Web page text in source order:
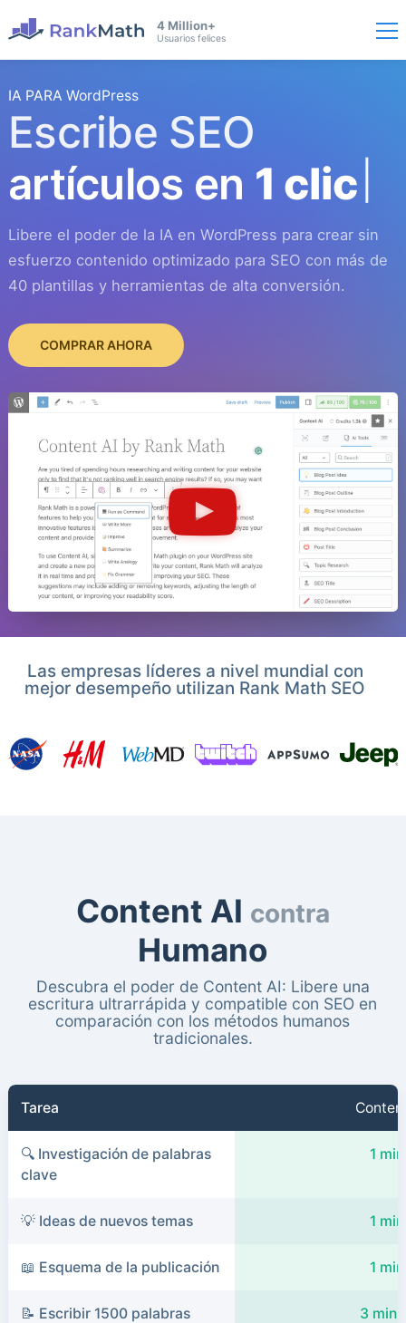
4 Million+
Usuarios felices
IA PARA WordPress
Escribe SEO
artículos en 1 clic
Libere el poder de la IA en WordPress para crear sin
esfuerzo contenido optimizado para SEO con más de
40 plantillas y herramientas de alta conversión.
COMPRAR AHORA
Las empresas líderes a nivel mundial con
mejor desempeño utilizan Rank Math SEO
Content AI contra
Humano
Descubra el poder de Content AI: Libere una
escritura ultrarrápida y compatible con SEO en
comparación con los métodos humanos
tradicionales.
Tarea
🔍 Investigación de palabras
clave
1
💡 Ideas de nuevos temas 1
📖 Esquema de la publicación 1
📝 Escribir 1500 palabras 3